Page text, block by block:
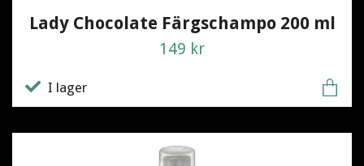
Lady Chocolate Färgschampo 200 ml
149 kr
I lager